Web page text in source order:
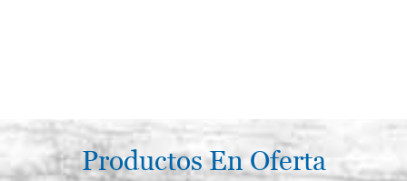
Productos En Oferta